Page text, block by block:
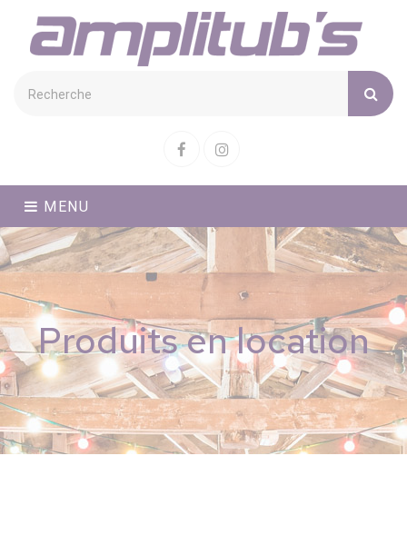
FacebookInstagram
MENU
Produits en location
Cookies management panel